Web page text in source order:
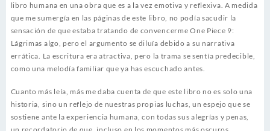
libro humana en una obra que es a la vez emotiva y reflexiva. A medida
que me sumergía en las páginas de este libro, no podía sacudir la
sensación de que estaba tratando de convencerme One Piece 9:
Lágrimas algo, pero el argumento se diluía debido a su narrativa
errática. La escritura era atractiva, pero la trama se sentía predecible,
como una melodía familiar que ya has escuchado antes.
Cuanto más leía, más me daba cuenta de que este libro no es solo una
historia, sino un reflejo de nuestras propias luchas, un espejo que se
sostiene ante la experiencia humana, con todas sus alegrías y penas,